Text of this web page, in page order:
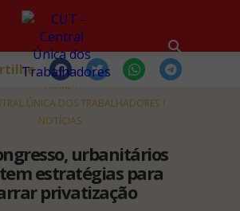
HOME
ÚNICA DOS TRABALHADORES
NOTÍCIAS
urbanitários
estratégias para
privatização